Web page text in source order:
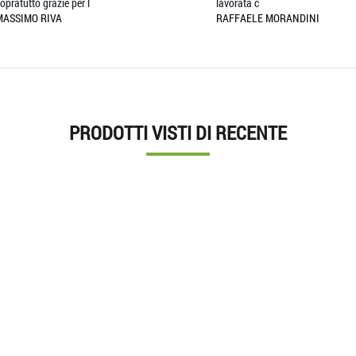
RIVA
RAFFAELE MORANDINI
PRODOTTI VISTI DI RECENTE